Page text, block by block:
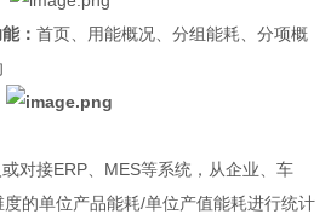
：首页、用能概况、分组能耗、分项概
对接ERP、MES等系统，从企业、车
的单位产品能耗/单位产值能耗进行统计